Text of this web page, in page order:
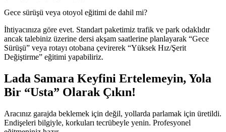
Gece sürüşü veya otoyol eğitimi de dahil mi?
İhtiyacınıza göre evet. Standart paketimiz trafik ve park odaklıdır
ancak talebiniz üzerine dersi akşam saatlerine planlayarak “Gece
Sürüşü” veya rotayı otobana çevirerek “Yüksek Hız/Şerit
Değiştirme” eğitimi yapabiliriz.
Lada Samara Keyfini Ertelemeyin, Yola
Bir “Usta” Olarak Çıkın!
Aracınız garajda beklemek için değil, yollarda parlamak için üretildi.
Endişeleri bilgiyle, korkuları tecrübeyle yenin. Profesyonel